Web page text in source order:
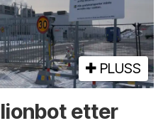
PLUSS
etter